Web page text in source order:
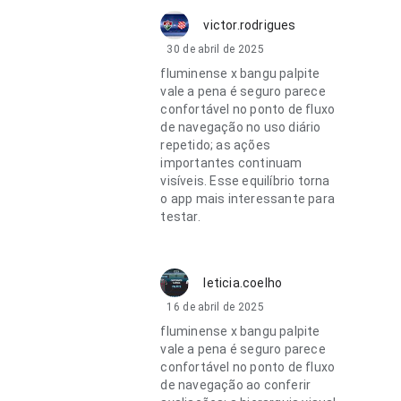
victor.rodrigues
30 de abril de 2025
fluminense x bangu palpite
vale a pena é seguro parece
confortável no ponto de fluxo
de navegação no uso diário
repetido; as ações
importantes continuam
visíveis. Esse equilíbrio torna
o app mais interessante para
testar.
leticia.coelho
16 de abril de 2025
fluminense x bangu palpite
vale a pena é seguro parece
confortável no ponto de fluxo
de navegação ao conferir